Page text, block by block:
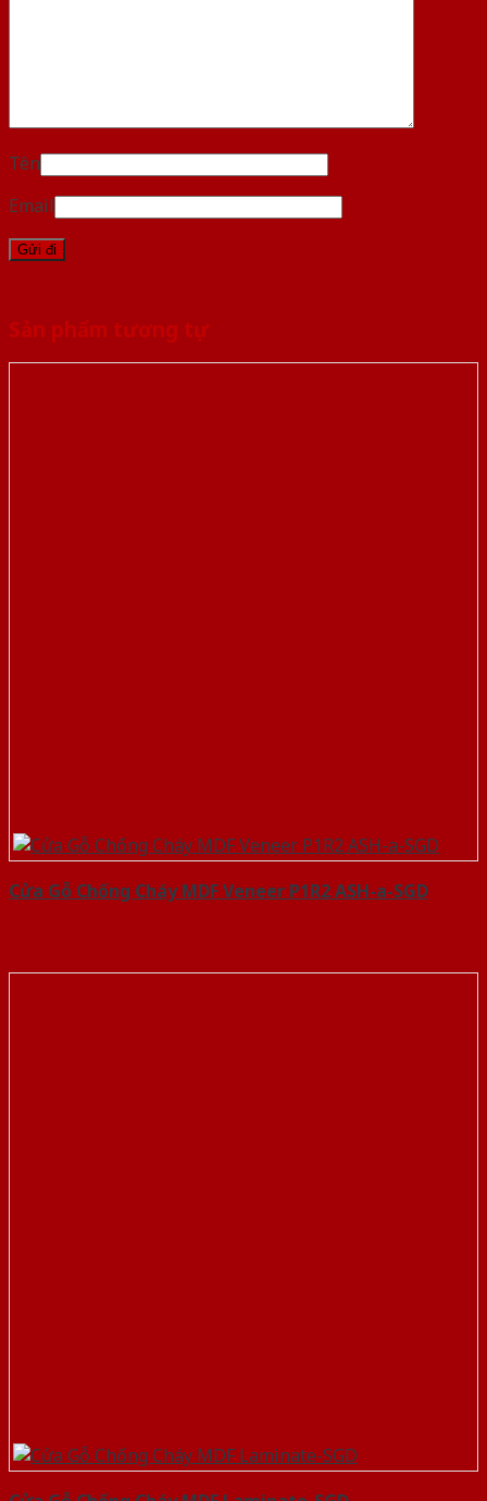
Tên
Email
Sản phẩm tương tự
Cửa Gỗ Chống Cháy MDF Veneer P1R2 ASH-a-SGD